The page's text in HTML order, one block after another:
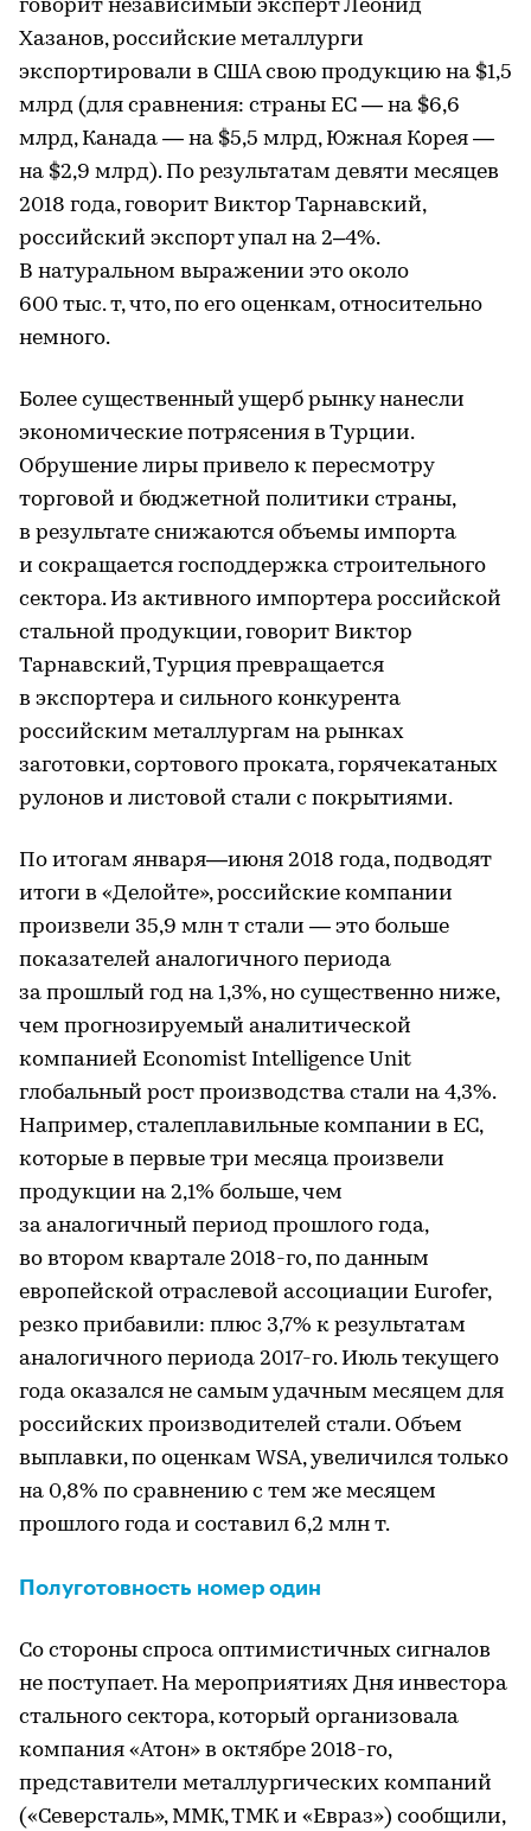
говорит независимый эксперт Леонид
Хазанов, российские металлурги
экспортировали в США свою продукцию на $1,5
млрд (для сравнения: страны ЕС — на $6,6
млрд, Канада — на $5,5 млрд, Южная Корея —
на $2,9 млрд). По результатам девяти месяцев
2018 года, говорит Виктор Тарнавский,
российский экcпорт упал на 2–4%.
В натуральном выражении это около
600 тыс. т, что, по его оценкам, относительно
немного.
Более существенный ущерб рынку нанесли
экономические потрясения в Турции.
Обрушение лиры привело к пересмотру
торговой и бюджетной политики страны,
в результате снижаются объемы импорта
и сокращается господдержка строительного
сектора. Из активного импортера российской
стальной продукции, говорит Виктор
Тарнавский, Турция превращается
в экспортера и сильного конкурента
российским металлургам на рынках
заготовки, сортового проката, горячекатаных
рулонов и листовой стали с покрытиями.
По итогам января—июня 2018 года, подводят
итоги в «Делойте», российские компании
произвели 35,9 млн т стали — это больше
показателей аналогичного периода
за прошлый год на 1,3%, но существенно ниже,
чем прогнозируемый аналитической
компанией Economist Intelligence Unit
глобальный рост производства стали на 4,3%.
Например, сталеплавильные компании в ЕС,
которые в первые три месяца произвели
продукции на 2,1% больше, чем
за аналогичный период прошлого года,
во втором квартале 2018-го, по данным
европейской отраслевой ассоциации Eurofer,
резко прибавили: плюс 3,7% к результатам
аналогичного периода 2017-го. Июль текущего
года оказался не самым удачным месяцем для
российских производителей стали. Объем
выплавки, по оценкам WSA, увеличился только
на 0,8% по сравнению с тем же месяцем
прошлого года и составил 6,2 млн т.
Полуготовность номер один
Со стороны спроса оптимистичных сигналов
не поступает. На мероприятиях Дня инвестора
стального сектора, который организовала
компания «Атон» в октябре 2018-го,
представители металлургических компаний
(«Северсталь», ММК, ТМК и «Евраз») сообщили,